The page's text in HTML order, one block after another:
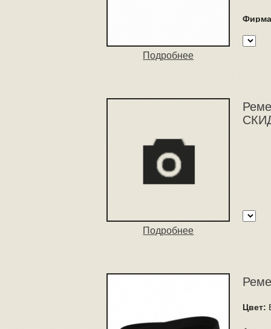
Подробнее
Подробнее
Цвет: